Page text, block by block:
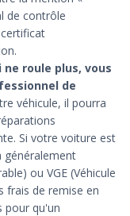
de contrôle
roule plus, vous
de
véhicule, il pourra
Si votre voiture est
généralement
ou VGE (Véhicule
frais de remise en
pour qu'un